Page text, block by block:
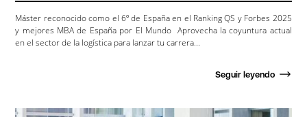
Máster reconocido como el 6º de España en el Ranking QS y Forbes 2025
y mejores MBA de España por El Mundo Aprovecha la coyuntura actual
en el sector de la logística para lanzar tu carrera...
Seguir leyendo